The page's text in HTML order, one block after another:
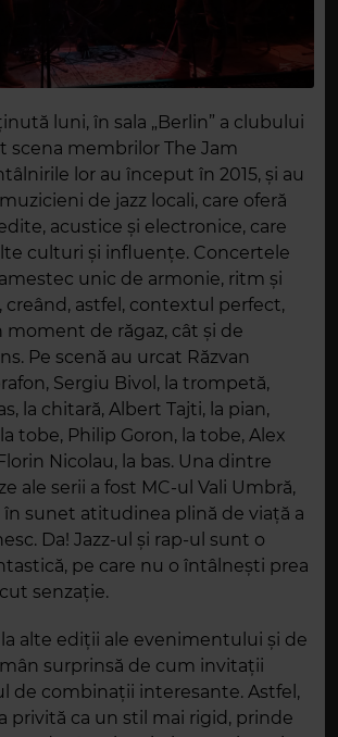
luni, în sala „Berlin” a clubului
scena membrilor The Jam
lor au început în 2015, și au
de jazz locali, care oferă
acustice și electronice, care
culturi și influențe. Concertele
unic de armonie, ritm și
astfel, contextul perfect,
de răgaz, cât și de
Pe scenă au urcat Răzvan
Sergiu Bivol, la trompetă,
la chitară, Albert Tajti, la pian,
tobe, Philip Goron, la tobe, Alex
Nicolau, la bas. Una dintre
ale serii a fost MC-ul Vali Umbră,
sunet atitudinea plină de viață a
Da! Jazz-ul și rap-ul sunt o
pe care nu o întâlnești prea
senzație.
alte ediții ale evenimentului și de
surprinsă de cum invitații
de combinații interesante. Astfel,
privită ca un stil mai rigid, prinde